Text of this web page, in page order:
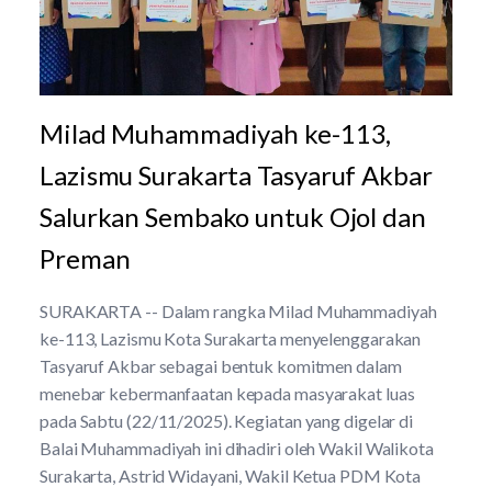
Milad Muhammadiyah ke-113,
Lazismu Surakarta Tasyaruf Akbar
Salurkan Sembako untuk Ojol dan
Preman
SURAKARTA -- Dalam rangka Milad Muhammadiyah
ke-113, Lazismu Kota Surakarta menyelenggarakan
Tasyaruf Akbar sebagai bentuk komitmen dalam
menebar kebermanfaatan kepada masyarakat luas
pada Sabtu (22/11/2025). Kegiatan yang digelar di
Balai Muhammadiyah ini dihadiri oleh Wakil Walikota
Surakarta, Astrid Widayani, Wakil Ketua PDM Kota